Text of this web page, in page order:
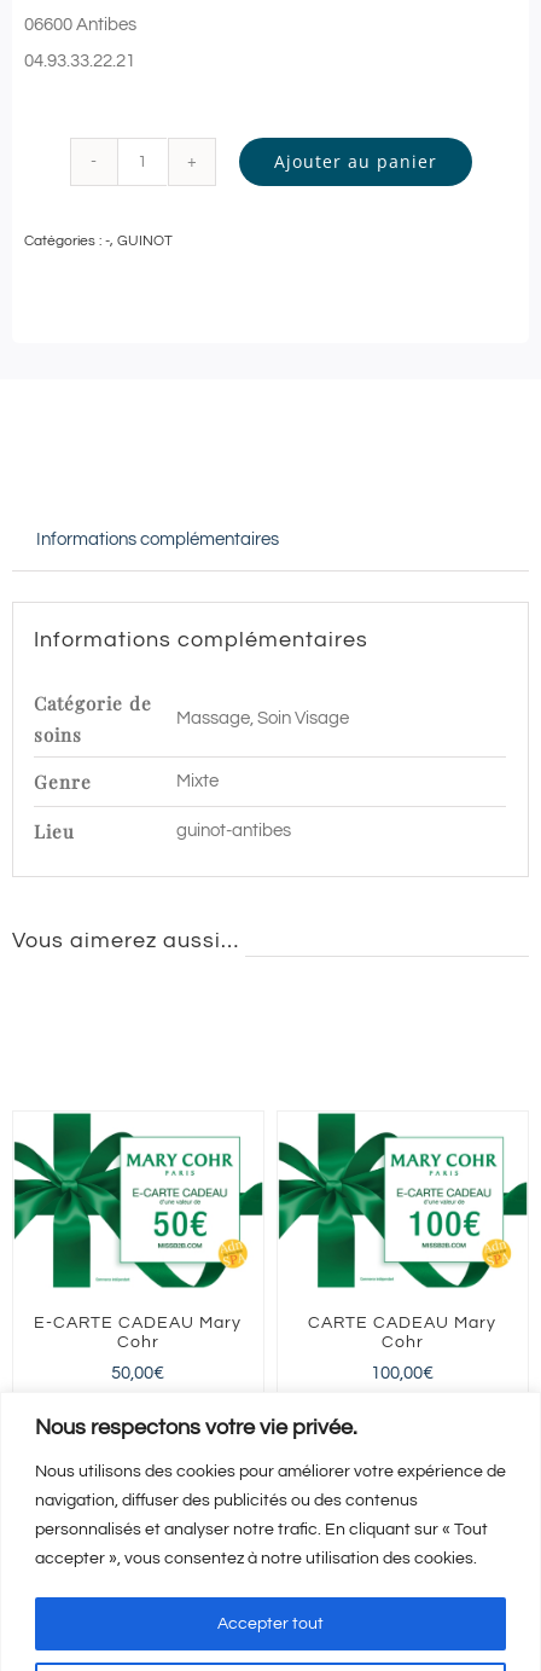
Nous respectons votre vie privée.
Nous utilisons des cookies pour améliorer votre expérience de
navigation, diffuser des publicités ou des contenus
personnalisés et analyser notre trafic. En cliquant sur « Tout
accepter », vous consentez à notre utilisation des cookies.
Accepter tout
06600 Antibes
04.93.33.22.21
Guinot
|
Antibes
Ajouter au panier
Catégories : -, GUINOT
Informations complémentaires
Informations complémentaires
Catégorie de
soins
Massage, Soin Visage
Genre Mixte
Lieu guinot-antibes
Vous aimerez aussi…
E-CARTE CADEAU Mary
Cohr
50,00€
FRANCE entière
Ajouter au panier
Détails
CARTE CADEAU Mary
Cohr
100,00€
Ajouter au panier
Détails